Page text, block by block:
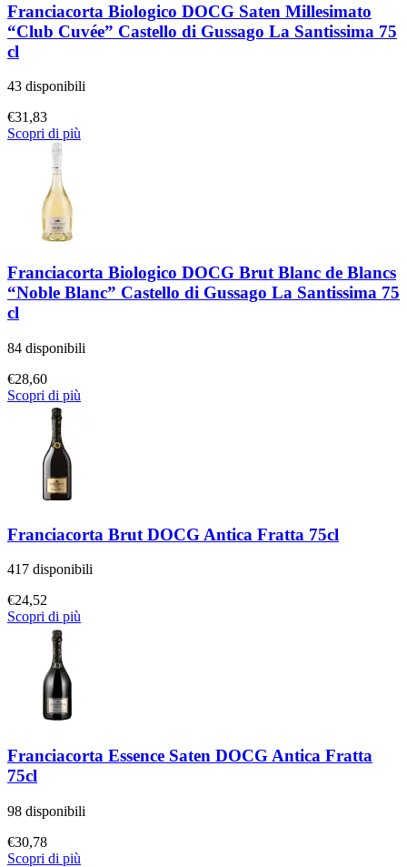
Franciacorta Biologico DOCG Saten Millesimato
“Club Cuvée” Castello di Gussago La Santissima 75
cl
43 disponibili
€31,83
Scopri di più
Franciacorta Biologico DOCG Brut Blanc de Blancs
“Noble Blanc” Castello di Gussago La Santissima 75
cl
84 disponibili
€28,60
Scopri di più
Franciacorta Brut DOCG Antica Fratta 75cl
417 disponibili
€24,52
Scopri di più
Franciacorta Essence Saten DOCG Antica Fratta
75cl
98 disponibili
€30,78
Scopri di più